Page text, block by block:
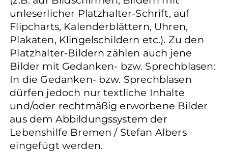
unleserlicher Platzhalter-Schrift, auf
Flipcharts, Kalenderblättern, Uhren,
Plakaten, Klingelschildern etc.). Zu den
Platzhalter-Bildern zählen auch jene
Bilder mit Gedanken- bzw. Sprechblasen:
In die Gedanken- bzw. Sprechblasen
dürfen jedoch nur textliche Inhalte
und/oder rechtmäßig erworbene Bilder
aus dem Abbildungssystem der
Lebenshilfe Bremen / Stefan Albers
eingefügt werden.